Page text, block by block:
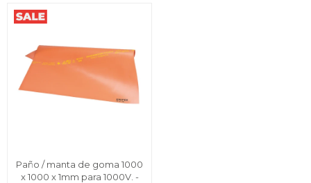
Paño / manta de goma 1000
x 1000 x 1mm para 1000V. -